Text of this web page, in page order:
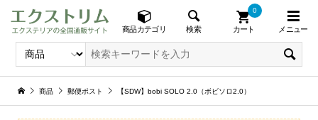
商品カテゴリ 検索 カート
0
メニュー
商品 郵便ポスト 【SDW】bobi SOLO 2.0（ボビソロ2.0）